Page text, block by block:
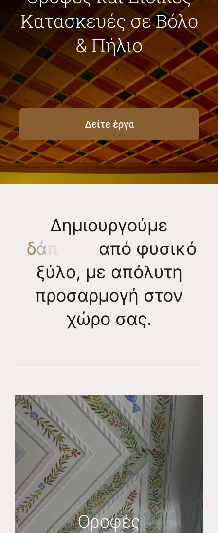
Κατασκευές σε Βόλο
& Πήλιο
Δείτε έργα
Δημιουργούμε
από φυσικό
ξύλο, με απόλυτη
προσαρμογή στον
χώρο σας.
Οροφές